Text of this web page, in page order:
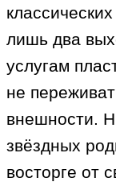
лишь два
услугам
не
внешности.
звёздных
восторге от